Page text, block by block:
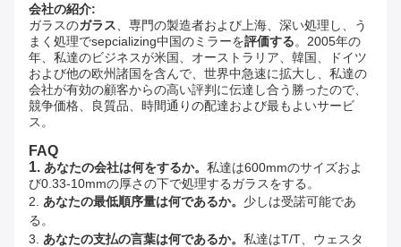
会社の紹介:
ガラスのガラス 、専門の製造者および上海、深い処理し、う
まく処理でsepcializing中国のミラーを評価する。2005年の
年、私達のビジネスが米国、オーストラリア、韓国、ドイツ
および他の欧州諸国を含んで、世界中急速に拡大し、私達の
会社が有効の顧客からの高い評判に伝達し合う勝ったので、
競争価格、良質品、時間通りの配達および最もよいサービ
ス。
FAQ
1. あなたの会社は何をするか。 私達は600mmのサイズおよ
び0.33-10mmの厚さの下で処理するガラスをする。
2. あなたの最低順序量は何であるか。 少しは受諾可能であ
る。
3. あなたの支払の言葉は何であるか。 私達はT/T、ウェスタ